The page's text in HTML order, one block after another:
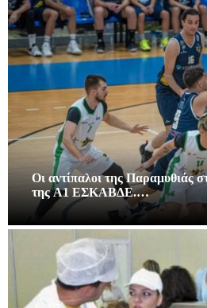
Οι αντίπαλοι της Παραμυθιάς
της A1 ΕΣΚΑΒΔΕ.…